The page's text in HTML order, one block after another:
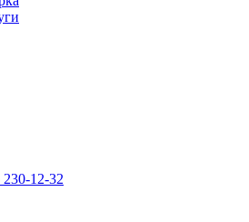
230-12-32